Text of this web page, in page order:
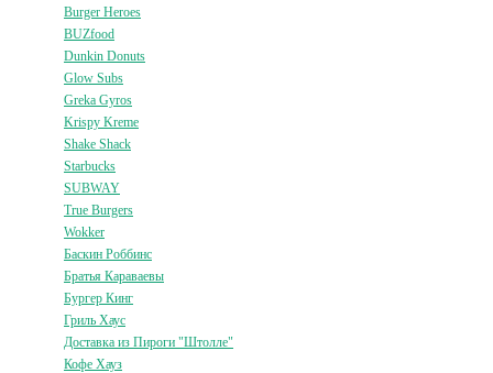
Burger Heroes
BUZfood
Dunkin Donuts
Glow Subs
Greka Gyros
Krispy Kreme
Shake Shack
Starbucks
SUBWAY
True Burgers
Wokker
Баскин Роббинс
Братья Караваевы
Бургер Кинг
Гриль Хаус
Доставка из Пироги "Штолле"
Кофе Хауз